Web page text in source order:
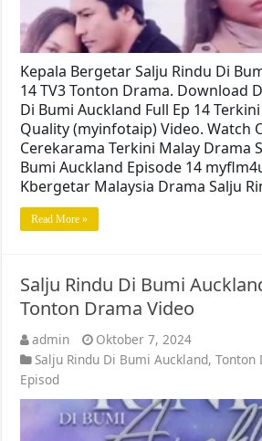
Kepala Bergetar Salju Rindu Di
14 TV3 Tonton Drama. Download
Di Bumi Auckland Full Ep 14
Quality (myinfotaip) Video. Watch
Cerekarama Terkini Malay Drama
Bumi Auckland Episode 14
Kbergetar Malaysia Drama Salju
Read More »
Salju Rindu Di Bumi
Tonton Drama Video
admin
Oktober 7, 2024
Salju Rindu Di Bumi Auckland,Tonton
Episod